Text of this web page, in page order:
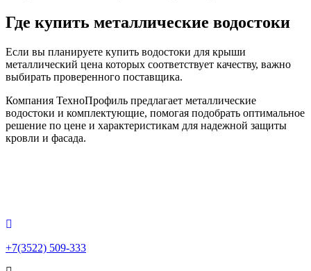
Где купить металлические водостоки
Если вы планируете купить водостоки для крыши
металлический цена которых соответствует качеству, важно
выбирать проверенного поставщика.
Компания ТехноПрофиль предлагает металлические
водостоки и комплектующие, помогая подобрать оптимальное
решение по цене и характеристикам для надежной защиты
кровли и фасада.
+7(3522) 509-333